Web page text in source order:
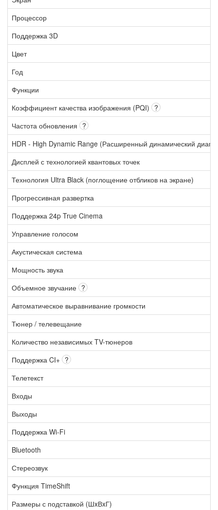
Процессор
Поддержка 3D
Цвет
Год
Функции
Коэффициент качества изображения (PQI) ?
Частота обновления ?
HDR - High Dynamic Range (Расширенный динамический
Дисплей с технологией квантовых точек
Технология Ultra Black (поглощение отбликов на экране)
Прогрессивная развертка
Поддержка 24p True Cinema
Управление голосом
Акустическая система
Мощность звука
Объемное звучание ?
Автоматическое выравнивание громкости
Тюнер / телевещание
Количество независимых TV-тюнеров
Поддержка CI+ ?
Телетекст
Входы
Выходы
Поддержка Wi-Fi
Bluetooth
Стереозвук
Функция TimeShift
Размеры с подставкой (ШxВxГ)